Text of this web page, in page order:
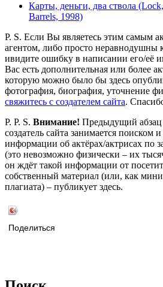
Карты, деньги, два ствола
Barrels, 1998)
P. S. Если Вы являетесь этим самым
агентом, либо просто неравнодушны к
ивидите ошибку в написании его/её
Вас есть дополнительная или более
которую можно было бы здесь
фотография, биография, уточнение
свяжитесь с создателем сайта.
P. P. S. Внимание! Предыдущий абзац
создатель сайта занимается поиском
информации об актёрах/актрисах по
(это невозможно физически – их
он ждёт такой информации от
собственный материал (или, как
плагиата) – публикует здесь.
Поделиться